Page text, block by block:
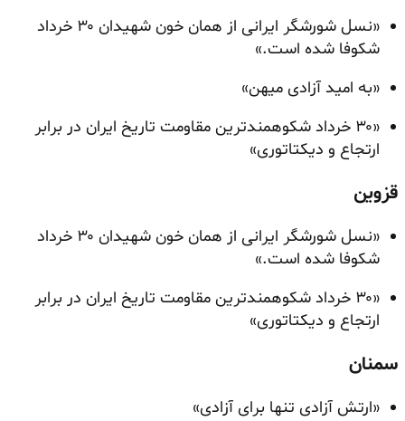
«نسل شورشگر ایرانی از همان خون شهیدان ۳۰ خرداد
شکوفا شده است.»
«به امید آزادی میهن»
«۳۰ خرداد شکوهمندترین مقاومت تاریخ ایران در برابر
ارتجاع و دیکتاتوری»
قزوین
«نسل شورشگر ایرانی از همان خون شهیدان ۳۰ خرداد
شکوفا شده است.»
«۳۰ خرداد شکوهمندترین مقاومت تاریخ ایران در برابر
ارتجاع و دیکتاتوری»
سمنان
«ارتش آزادی تنها برای آزادی»